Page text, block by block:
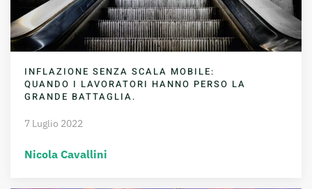
INFLAZIONE SENZA SCALA MOBILE:
QUANDO I LAVORATORI HANNO PERSO LA
GRANDE BATTAGLIA.
7 Luglio 2022
Nicola Cavallini